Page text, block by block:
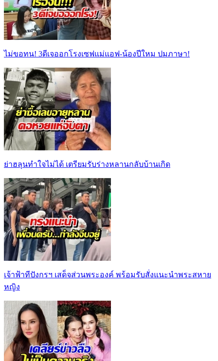
ไม่ขอทน! 3ดีเจออกโรงเซฟแม่แอฟ-น้องปีใหม ปมภาษา!
ย่าฮลุนทำใจไม่ได้ เตรียมรับร่างหลานกลับบ้านเกิด
เจ้าฟ้าทีปังกรฯ เสด็จส่วนพระองค์ พร้อมรับสั่งแนะนำพระสหาย
หญิง